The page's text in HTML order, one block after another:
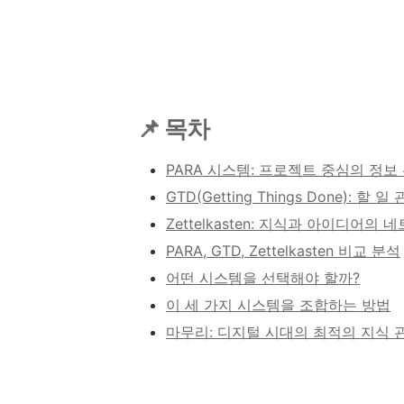
📌 목차
PARA 시스템: 프로젝트 중심의 정보
GTD(Getting Things Done): 할 일
Zettelkasten: 지식과 아이디어의 네
PARA, GTD, Zettelkasten 비교 분석
어떤 시스템을 선택해야 할까?
이 세 가지 시스템을 조합하는 방법
마무리: 디지털 시대의 최적의 지식